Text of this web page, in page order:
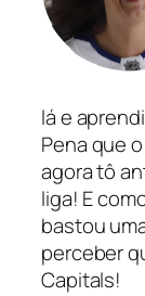
lá e
Pena que
agora tô
liga! E
bastou
perceber
Capitals!